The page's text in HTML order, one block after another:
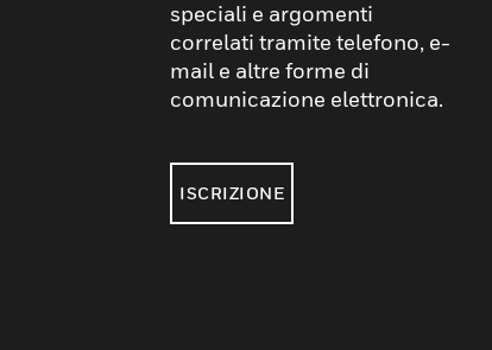
speciali e argomenti
correlati tramite telefono, e-
mail e altre forme di
comunicazione elettronica.
ISCRIZIONE